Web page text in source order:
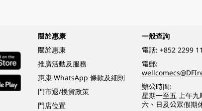
關於惠康
關於惠康
推廣活動及服務
惠康 WhatsApp 條款及細則
門市退/換貨政策
門店位置
一般查詢
電話: +852 2299
電郵:
辦公時間:
星期一至五 上午九
六、日及公眾假期